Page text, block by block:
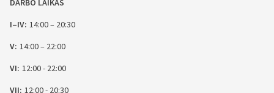
DARBO LAIKAS
I–IV: 14:00 – 20:30
V: 14:00 – 22:00
VI: 12:00 - 22:00
VII: 12:00 - 20:30